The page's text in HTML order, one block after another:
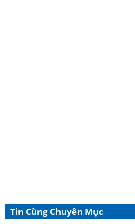
Tin Cùng Chuyên Mục